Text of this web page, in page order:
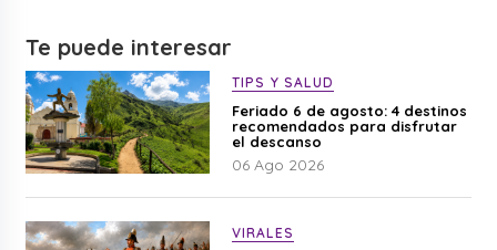
Te puede interesar
TIPS Y SALUD
Feriado 6 de agosto: 4 destinos
recomendados para disfrutar
el descanso
06 Ago 2026
VIRALES